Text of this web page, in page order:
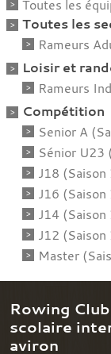
Toutes les
Toutes les
Rameurs
Loisir et
Rameurs
Compétition
Senior A
Sénior
J18
J16
J14
J12
Master
Rowing
scolaire
aviron